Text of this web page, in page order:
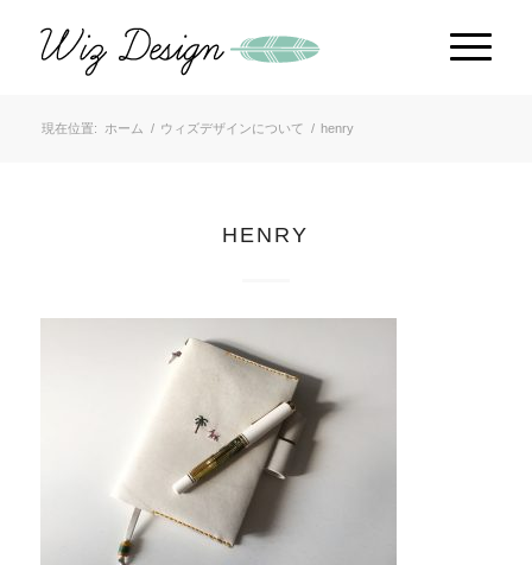
現在位置: ホーム / ウィズデザインについて / henry
HENRY